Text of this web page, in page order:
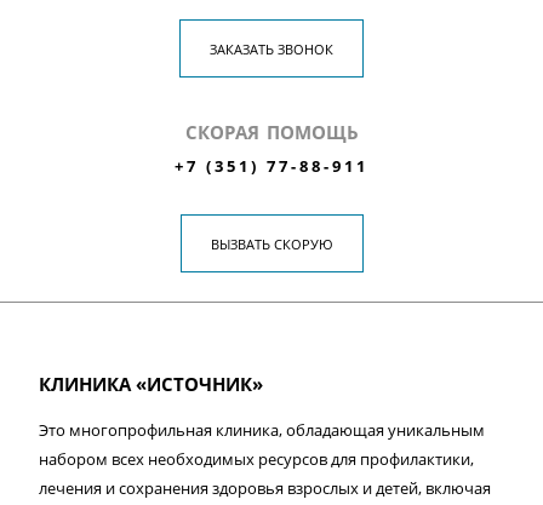
ЗАКАЗАТЬ ЗВОНОК
СКОРАЯ ПОМОЩЬ
+7 (351) 77-88-911
ВЫЗВАТЬ СКОРУЮ
КЛИНИКА «ИСТОЧНИК»
Это многопрофильная клиника, обладающая уникальным
набором всех необходимых ресурсов для профилактики,
лечения и сохранения здоровья взрослых и детей, включая